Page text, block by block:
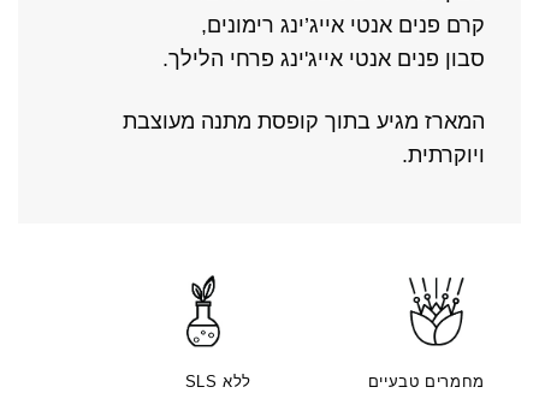
קרם פנים אנטי אייג’ינג רימונים,
סבון פנים אנטי אייג'ינג פרחי הלילך.
המארז מגיע בתוך קופסת מתנה מעוצבת
ויוקרתית.
מחמרים טבעיים ללא SLS